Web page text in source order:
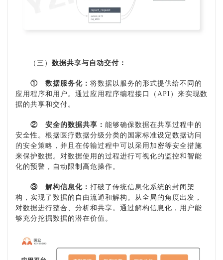
（三） 数据共享与自动交付：
① 数据服务化： 将数据以服务的形式提供给不同的
应用程序和用户。通过应用程序编程接口（ API）来实现数
据的共享和交付。
② 安全的数据共享： 能够确保数据在共享过程中的
安全性。根据医疗数据分级分类的国家标准设定数据访问
的安全策略，并且在传输过程中可以采用加密等安全措施
来保护数据。对数据使用的过程进行可视化的监控和智能
化的预警，自动限制高危操作。
③ 解构信息化： 打破了传统信息化系统的封闭架
构，实现了数据的自由流通和解构。从全局的角度出发，
对数据进行整合、分析和共享。通过解构信息化，用户能
够充分挖掘数据的潜在价值。